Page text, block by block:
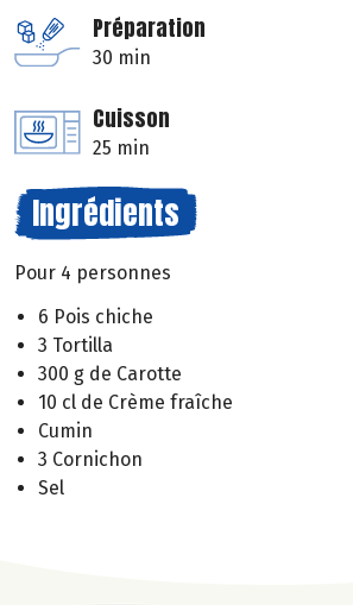
Préparation
30 min
Cuisson
25 min
Ingrédients
Pour 4 personnes
6 Pois chiche
3 Tortilla
300 g de Carotte
10 cl de Crème fraîche
Cumin
3 Cornichon
Sel